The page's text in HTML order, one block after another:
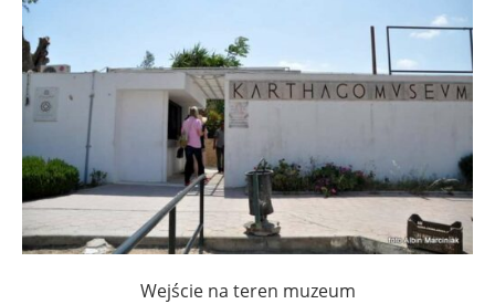
Wejście na teren muzeum